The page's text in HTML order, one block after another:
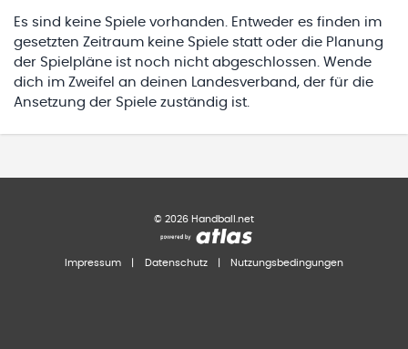
Es sind keine Spiele vorhanden. Entweder es finden im
gesetzten Zeitraum keine Spiele statt oder die Planung
der Spielpläne ist noch nicht abgeschlossen. Wende
dich im Zweifel an deinen Landesverband, der für die
Ansetzung der Spiele zuständig ist.
© 2026 Handball.net
Impressum Datenschutz Nutzungsbedingungen